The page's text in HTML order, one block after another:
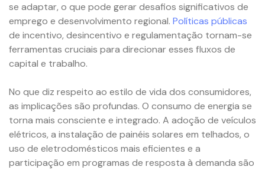
se adaptar, o que pode gerar desafios significativos de
emprego e desenvolvimento regional. Políticas públicas
de incentivo, desincentivo e regulamentação tornam-se
ferramentas cruciais para direcionar esses fluxos de
capital e trabalho.
No que diz respeito ao estilo de vida dos consumidores,
as implicações são profundas. O consumo de energia se
torna mais consciente e integrado. A adoção de veículos
elétricos, a instalação de painéis solares em telhados, o
uso de eletrodomésticos mais eficientes e a
participação em programas de resposta à demanda são